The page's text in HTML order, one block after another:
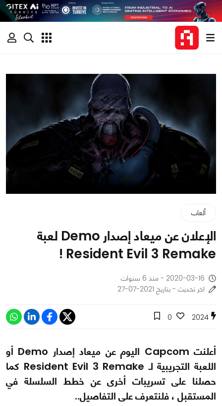
ألعاب
الإعلان عن ميعاد إصدار Demo لعبة
Resident Evil 3 Remake !
2020-03-16 - منذ 6 سنوات
اخر تحديث - بتاريخ 2021-07-27
2024
0
أعلنت Capcom اليوم عن ميعاد إصدار Demo أو
اللعبة التجريبية لـ Resident Evil 3 Remake كما
حصلنا على تسريبات أخرى عن خطط السلسلة في
المستقبل ، فلنتعرف على التفاصيل..